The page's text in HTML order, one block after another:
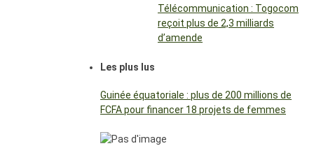
Télécommunication : Togocom
reçoit plus de 2,3 milliards
d’amende
Les plus lus
Guinée équatoriale : plus de 200 millions de
FCFA pour financer 18 projets de femmes